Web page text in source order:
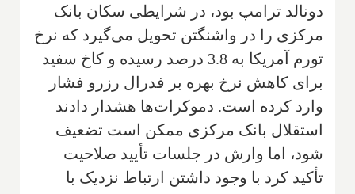
دونالد ترامپ بود، در شرایطی سکان بانک
مرکزی را در واشنگتن تحویل می‌گیرد که نرخ
تورم آمریکا به 3.8 درصد رسیده و کاخ سفید
برای کاهش نرخ بهره بر فدرال رزرو فشار
وارد کرده است. دموکرات‌ها هشدار دادند
استقلال بانک مرکزی ممکن است تضعیف
شود، اما وارش در جلسات تأیید صلاحیت
تأکید کرد با وجود داشتن ارتباط نزدیک با